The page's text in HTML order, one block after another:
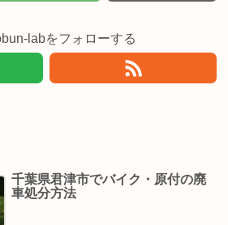
labをフォローする
千葉県君津市でバイク・原付の廃
車処分方法